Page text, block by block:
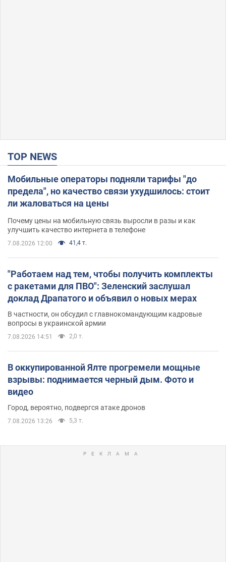
TOP NEWS
Мобильные операторы подняли тарифы "до
предела", но качество связи ухудшилось: стоит
ли жаловаться на цены
Почему цены на мобильную связь выросли в разы и как
улучшить качество интернета в телефоне
7.08.2026 12:00 41,4 т.
"Работаем над тем, чтобы получить комплекты
с ракетами для ПВО": Зеленский заслушал
доклад Драпатого и объявил о новых мерах
В частности, он обсудил с главнокомандующим кадровые
вопросы в украинской армии
7.08.2026 14:51 2,0 т.
В оккупированной Ялте прогремели мощные
взрывы: поднимается черный дым. Фото и
видео
Город, вероятно, подвергся атаке дронов
7.08.2026 13:26 5,3 т.